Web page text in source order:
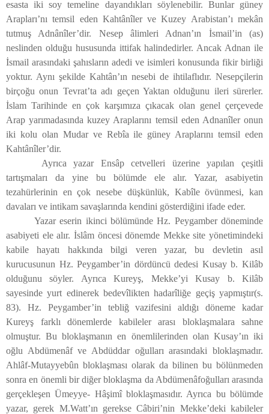
esasta iki soy temeline dayandıkları söylenebilir. Bunlar güney
Arapları’nı temsil eden Kahtânîler ve Kuzey Arabistan’ı mekân
tutmuş Adnânîler’dir. Nesep âlimleri Adnan’ın İsmail’in (as)
neslinden olduğu hususunda ittifak halindedirler. Ancak Adnan ile
İsmail arasındaki şahısların adedi ve isimleri konusunda fikir birliği
yoktur. Aynı şekilde Kahtân’ın nesebi de ihtilaflıdır. Nesepçilerin
birçoğu onun Tevrat’ta adı geçen Yaktan olduğunu ileri sürerler.
İslam Tarihinde en çok karşımıza çıkacak olan genel çerçevede
Arap yarımadasında kuzey Araplarını temsil eden Adnanîler onun
iki kolu olan Mudar ve Rebîa ile güney Araplarını temsil eden
Kahtânîler’dir.
Ayrıca yazar Ensâp cetvelleri üzerine yapılan çeşitli
tartışmaları da yine bu bölümde ele alır. Yazar, asabiyetin
tezahürlerinin en çok nesebe düşkünlük, Kabîle övünmesi, kan
davaları ve intikam savaşlarında kendini gösterdiğini ifade eder.
Yazar eserin ikinci bölümünde Hz. Peygamber döneminde
asabiyeti ele alır. İslâm öncesi dönemde Mekke site yönetimindeki
kabile hayatı hakkında bilgi veren yazar, bu devletin asıl
kurucusunun Hz. Peygamber’in dördüncü dedesi Kusay b. Kilâb
olduğunu söyler. Ayrıca Kureyş, Mekke’yi Kusay b. Kilâb
sayesinde yurt edinerek bedevîlikten hadarîliğe geçiş yapmıştır(s.
83). Hz. Peygamber’in tebliğ vazifesini aldığı döneme kadar
Kureyş farklı dönemlerde kabileler arası bloklaşmalara sahne
olmuştur. Bu bloklaşmanın en önemlilerinden olan Kusay’ın iki
oğlu Abdümenâf ve Abdüddar oğulları arasındaki bloklaşmadır.
Ahlâf-Mutayyebûn bloklaşması olarak da bilinen bu bölünmeden
sonra en önemli bir diğer bloklaşma da Abdümenâfoğulları arasında
gerçekleşen Ümeyye- Hâşimî bloklaşmasıdır. Ayrıca bu bölümde
yazar, gerek M.Watt’ın gerekse Câbiri’nin Mekke’deki kabileler